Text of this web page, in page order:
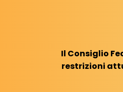
Il Consiglio
restrizioni